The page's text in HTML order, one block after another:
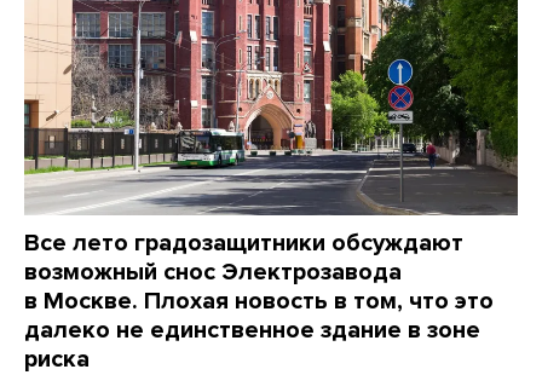
Все лето градозащитники обсуждают
возможный снос Электрозавода
в Москве. Плохая новость в том, что это
далеко не единственное здание в зоне
риска